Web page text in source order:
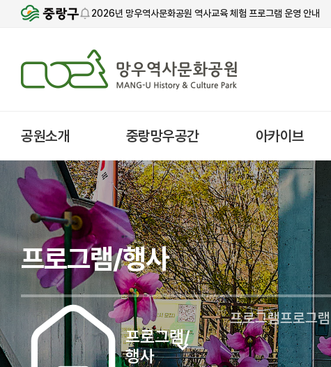
2026년 망우역사문화공원 역사교육 체험 프로그램 운영 안내
공원소개 중랑망우공간 아카이브
프로그램/
행사
프로그램프로그
프로그램/행사